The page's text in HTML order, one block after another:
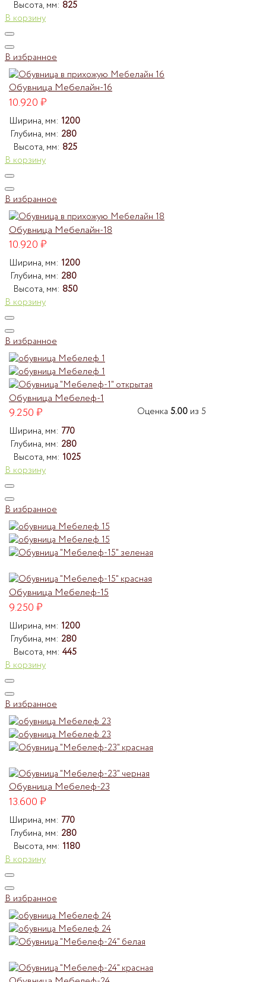
Высота, мм: 825
В корзину
В избранное
Обувница Мебелайн-16
10.920₽
Ширина, мм: 1200
Глубина, мм: 280
Высота, мм: 825
В корзину
В избранное
Обувница Мебелайн-18
10.920₽
Ширина, мм: 1200
Глубина, мм: 280
Высота, мм: 850
В корзину
В избранное
Обувница Мебелеф-1
Оценка 5.00из 5
9.250₽
Ширина, мм: 770
Глубина, мм: 280
Высота, мм: 1025
В корзину
В избранное
Обувница Мебелеф-15
9.250₽
Ширина, мм: 1200
Глубина, мм: 280
Высота, мм: 445
В корзину
В избранное
Обувница Мебелеф-23
13.600₽
Ширина, мм: 770
Глубина, мм: 280
Высота, мм: 1180
В корзину
В избранное